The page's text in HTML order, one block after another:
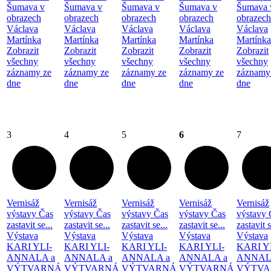
Šumava v
obrazech
Václava
Martínka
Zobrazit
všechny
záznamy ze
dne
Šumava v
obrazech
Václava
Martínka
Zobrazit
všechny
záznamy ze
dne
Šumava v
obrazech
Václava
Martínka
Zobrazit
všechny
záznamy ze
dne
Šumava v
obrazech
Václava
Martínka
Zobrazit
všechny
záznamy ze
dne
Šumava
obrazech
Václava
Martínka
Zobrazit
všechny
dne
3
Vernisáž
výstavy Čas
zastavit se...
Výstava
KARI YLI-
ANNALA a
VÝTVARNÁ
4
Vernisáž
výstavy Čas
zastavit se...
Výstava
KARI YLI-
ANNALA a
VÝTVARNÁ
5
Vernisáž
výstavy Čas
zastavit se...
Výstava
KARI YLI-
ANNALA a
VÝTVARNÁ
6
Vernisáž
výstavy Čas
zastavit se...
Výstava
KARI YLI-
ANNALA a
VÝTVARNÁ
7
Vernisáž
výstavy
zastavit
Výstava
KARI